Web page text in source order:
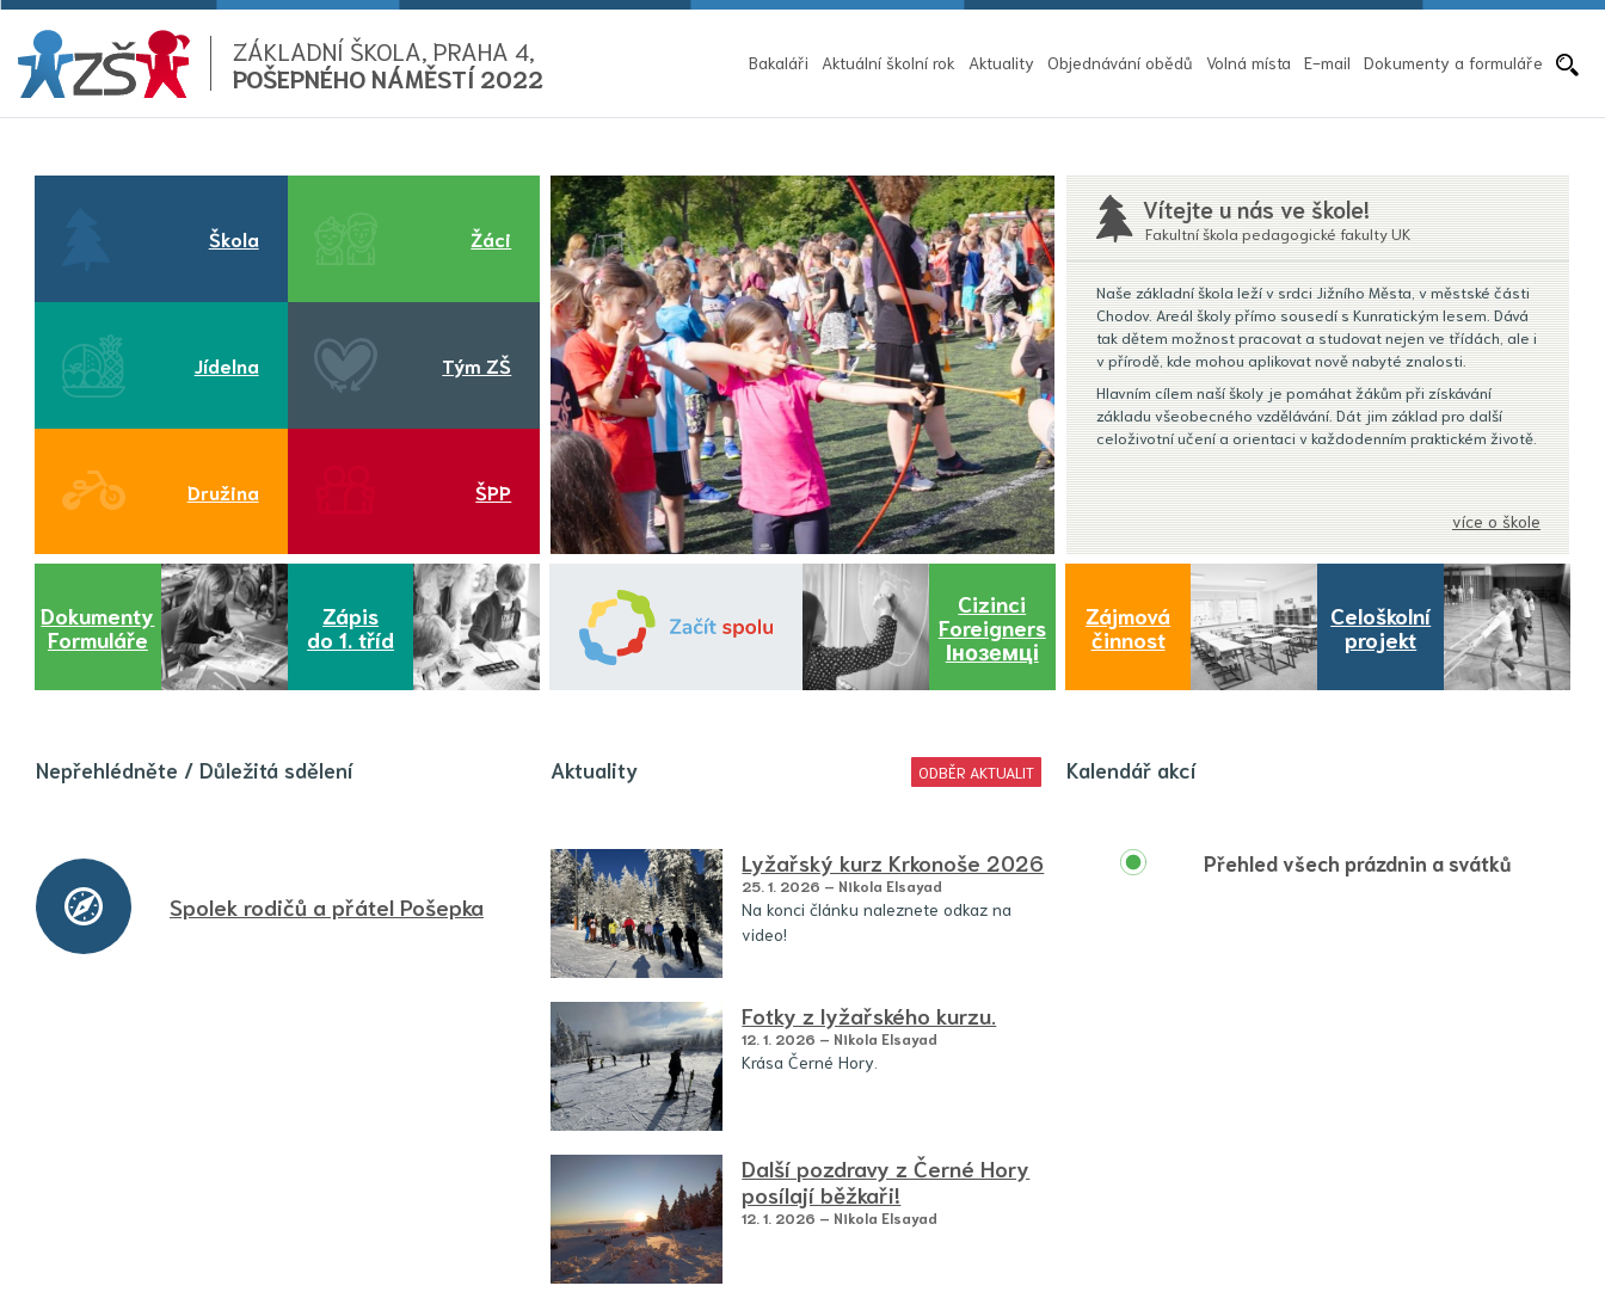
ZÁKLADNÍ ŠKOLA, PRAHA 4,
POŠEPNÉHO NÁMĚSTÍ 2022
Bakaláři Aktuální školní rok Aktuality Objednávání obědů Volná místa E-mail Dokumenty a formuláře
Škola Žáci
Jídelna Tým ZŠ
Družina ŠPP
Vítejte u nás ve škole!
Fakultní škola pedagogické fakulty UK
Naše základní škola leží v srdci Jižního Města, v městské části
Chodov. Areál školy přímo sousedí s Kunratickým lesem. Dává
tak dětem možnost pracovat a studovat nejen ve třídách, ale i
v přírodě, kde mohou aplikovat nově nabyté znalosti.
Hlavním cílem naší školy je pomáhat žákům při získávání
základu všeobecného vzdělávání. Dát jim základ pro další
celoživotní učení a orientaci v každodenním praktickém životě.
více o škole
Dokumenty
Formuláře
Zápis
do 1. tříd
Cizinci
Foreigners
Іноземці
Zájmová
činnost
Celoškolní
projekt
Nepřehlédněte / Důležitá sdělení
Spolek rodičů a přátel Pošepka
Aktuality ODBĚR AKTUALIT
Lyžařský kurz Krkonoše 2026
25. 1. 2026 – Nikola Elsayad
Na konci článku naleznete odkaz na
video!
Fotky z lyžařského kurzu.
12. 1. 2026 – Nikola Elsayad
Krása Černé Hory.
Další pozdravy z Černé Hory
posílají běžkaři!
12. 1. 2026 – Nikola Elsayad
Kalendář akcí
Přehled všech prázdnin a svátků